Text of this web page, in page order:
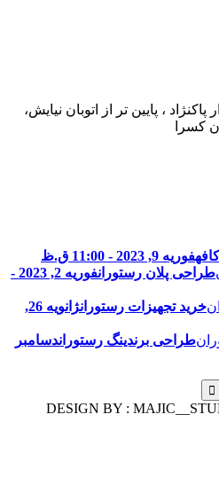
، پایین تر از اتوبان نیایش،
کسرا
فوریه 9, 2023 - 11:00 ق.ظ
پلان رستوران
فوریه 2, 2023 -
خرید تجهیزات رستوران
ژانویه 26,
طراحی برندینگ رستوران دسامبر
DESIGN BY :